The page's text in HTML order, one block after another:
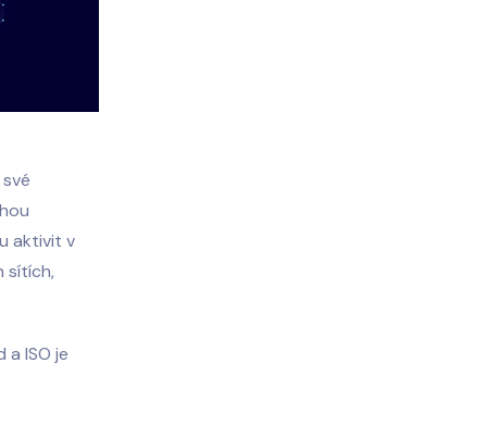
aktivit v
sítích,
ISO je